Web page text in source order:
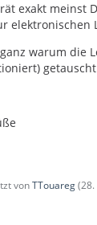
exakt meinst
elektronischen
warum die
vonTTouareg(28.